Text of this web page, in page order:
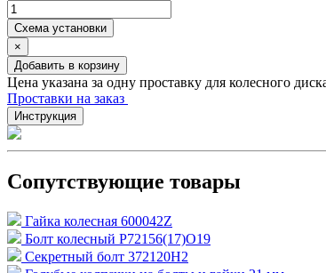
Схема установки
×
Добавить в корзину
Цена указана за одну проставку для колесного
Проставки на заказ
Инструкция
Сопутствующие товары
Гайка колесная 600042Z
Болт колесный P72156(17)O19
Секретный болт 372120H2